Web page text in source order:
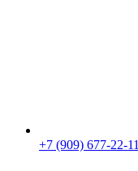
+7 (909) 677-22-11